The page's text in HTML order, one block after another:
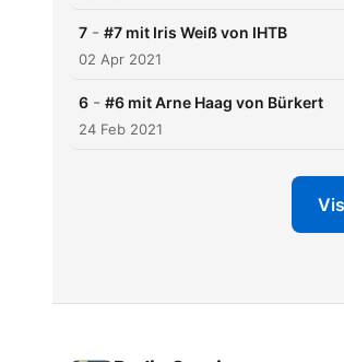
7 - #7 mit Iris Weiß von IHTB
02 Apr 2021
6 - #6 mit Arne Haag von Bürkert
24 Feb 2021